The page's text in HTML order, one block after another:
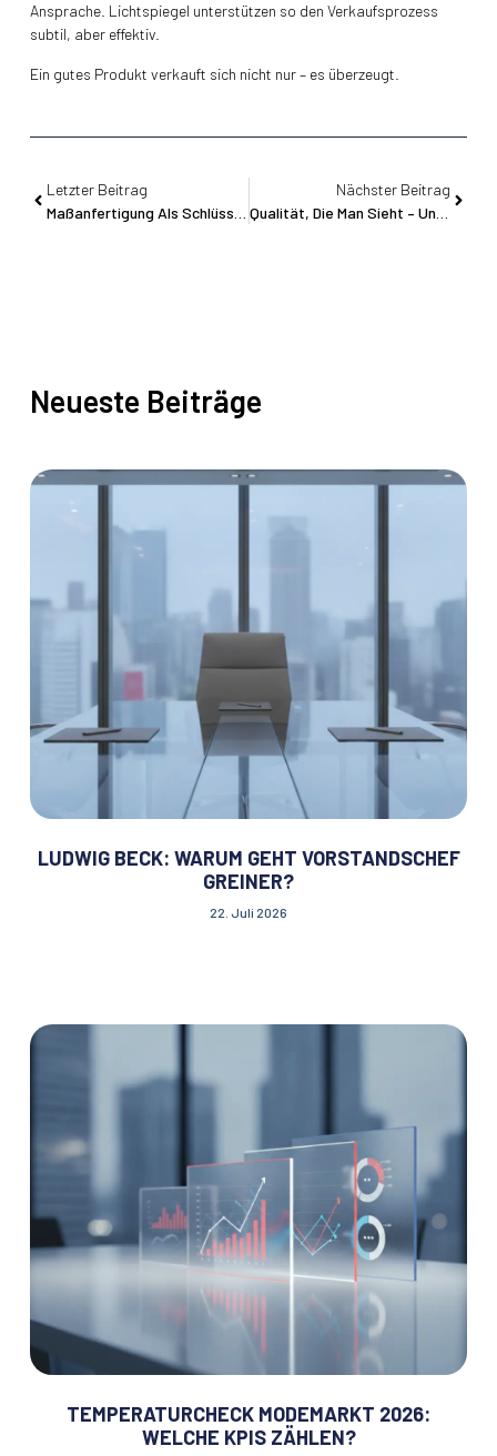
Ansprache. Lichtspiegel unterstützen so den Verkaufsprozess
subtil, aber effektiv.
Ein gutes Produkt verkauft sich nicht nur – es überzeugt.
Letzter Beitrag
Nächster Beitrag
Neueste Beiträge
LUDWIG BECK: WARUM GEHT VORSTANDSCHEF
GREINER?
22. Juli 2026
TEMPERATURCHECK MODEMARKT 2026:
WELCHE KPIS ZÄHLEN?